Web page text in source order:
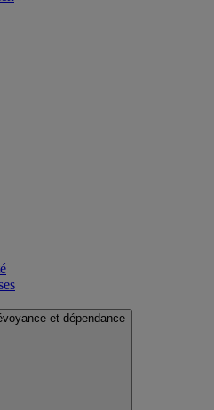
et dépendance